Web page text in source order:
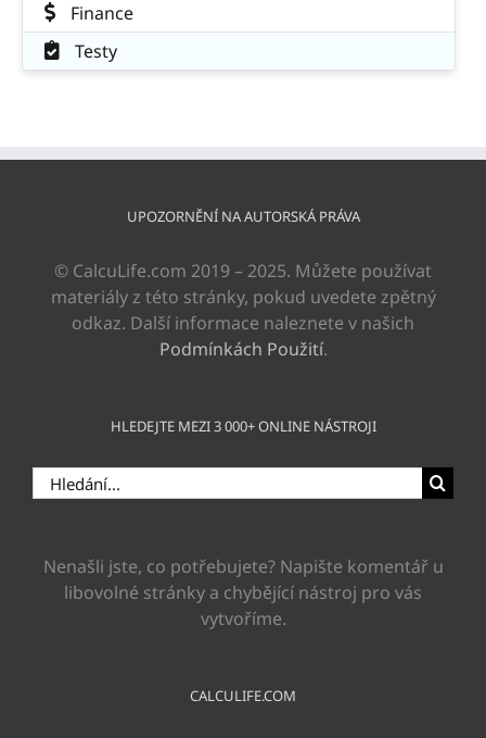
Finance
Testy
UPOZORNĚNÍ NA AUTORSKÁ PRÁVA
© CalcuLife.com 2019 – 2025. Můžete používat
materiály z této stránky, pokud uvedete zpětný
odkaz. Další informace naleznete v našich
Podmínkách Použití.
HLEDEJTE MEZI 3 000+ ONLINE NÁSTROJI
Hledat:
Nenašli jste, co potřebujete? Napište komentář u
libovolné stránky a chybějící nástroj pro vás
vytvoříme.
CALCULIFE.COM